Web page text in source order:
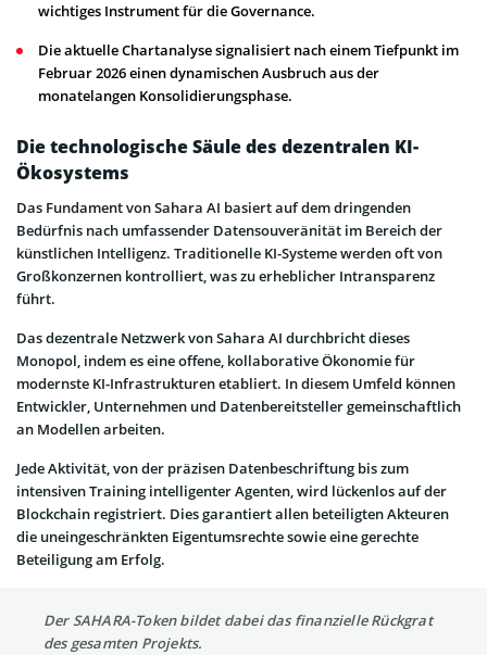
wichtiges Instrument für die Governance.
Die aktuelle Chartanalyse signalisiert nach einem Tiefpunkt im
Februar 2026 einen dynamischen Ausbruch aus der
monatelangen Konsolidierungsphase.
Die technologische Säule des dezentralen KI-
Ökosystems
Das Fundament von Sahara AI basiert auf dem dringenden
Bedürfnis nach umfassender Datensouveränität im Bereich der
künstlichen Intelligenz. Traditionelle KI-Systeme werden oft von
Großkonzernen kontrolliert, was zu erheblicher Intransparenz
führt.
Das dezentrale Netzwerk von Sahara AI durchbricht dieses
Monopol, indem es eine offene, kollaborative Ökonomie für
modernste KI-Infrastrukturen etabliert. In diesem Umfeld können
Entwickler, Unternehmen und Datenbereitsteller gemeinschaftlich
an Modellen arbeiten.
Jede Aktivität, von der präzisen Datenbeschriftung bis zum
intensiven Training intelligenter Agenten, wird lückenlos auf der
Blockchain registriert. Dies garantiert allen beteiligten Akteuren
die uneingeschränkten Eigentumsrechte sowie eine gerechte
Beteiligung am Erfolg.
Der SAHARA-Token bildet dabei das finanzielle Rückgrat
des gesamten Projekts.